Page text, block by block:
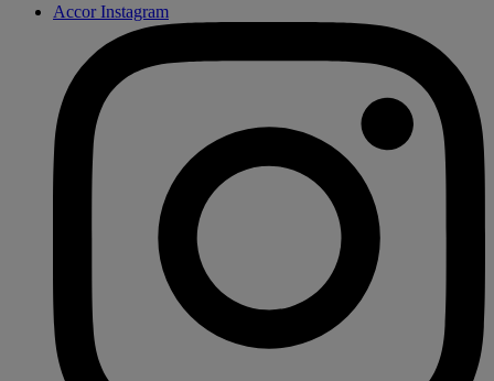
Accor Instagram